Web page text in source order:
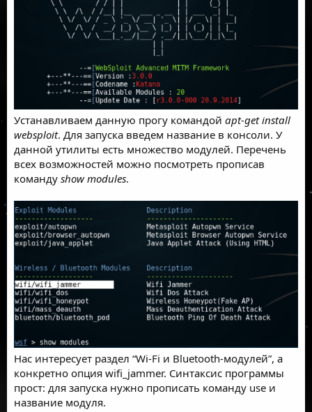
Устанавливаем данную прогу командой apt-get install
websploit. Для запуска введем название в консоли. У
данной утилиты есть множество модулей. Перечень
всех возможностей можно посмотреть прописав
команду show modules.
Нас интересует раздел “Wi-Fi и Bluetooth-модулей”, а
конкретно опция wifi_jammer. Синтаксис программы
прост: для запуска нужно прописать команду use и
название модуля.